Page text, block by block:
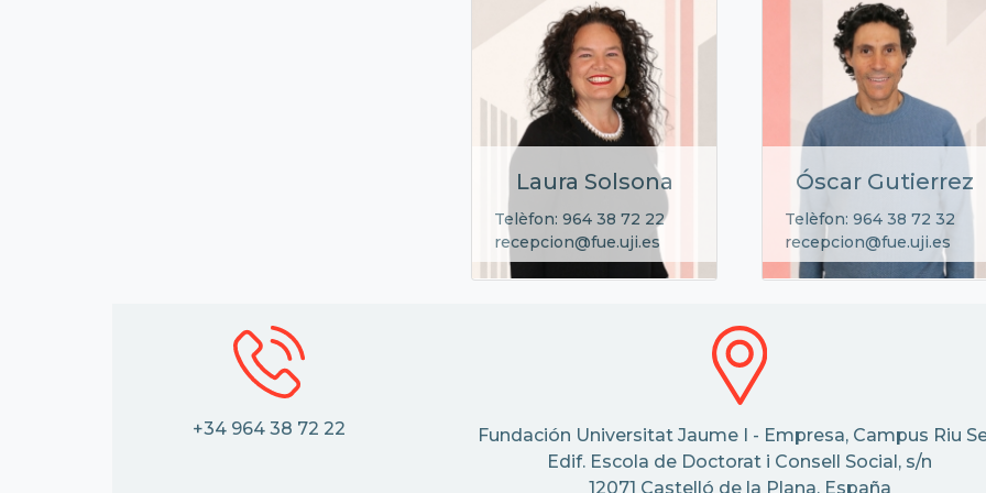
Laura Solsona
Telèfon: 964 38 72 22
recepcion@fue.uji.es
Óscar Gutierrez
Telèfon: 964 38 72 32
recepcion@fue.uji.es
+34 964 38 72 22
Fundación Universitat Jaume I - Empresa, Campus Riu
Edif. Escola de Doctorat i Consell Social, s/n
12071 Castelló de la Plana, España